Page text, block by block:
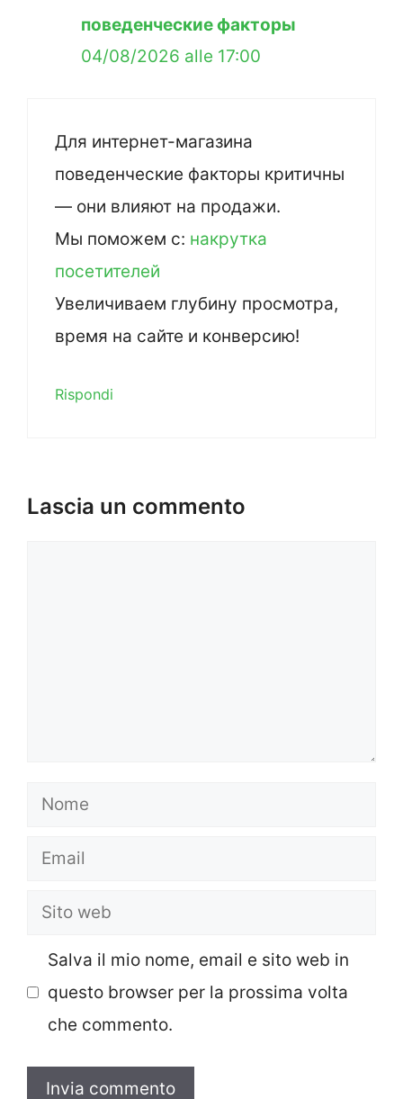
поведенческие факторы
04/08/2026 alle 17:00
Для интернет-магазина
поведенческие факторы критичны
— они влияют на продажи.
Мы поможем с: накрутка
посетителей
Увеличиваем глубину просмотра,
время на сайте и конверсию!
Rispondi
Lascia un commento
Nome
Email
Sito
Salva il mio nome, email e sito web in
questo browser per la prossima volta
che commento.